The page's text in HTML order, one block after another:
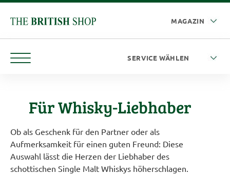
Für Whisky-Liebhaber
Ob als Geschenk für den Partner oder als
Aufmerksamkeit für einen guten Freund: Diese
Auswahl lässt die Herzen der Liebhaber des
schottischen Single Malt Whiskys höherschlagen.